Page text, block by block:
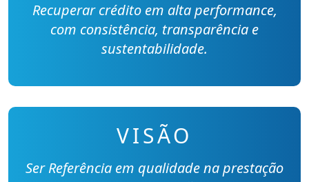
Recuperar crédito em alta performance,
com consistência, transparência e
sustentabilidade.
VISÃO
Ser Referência em qualidade na prestação